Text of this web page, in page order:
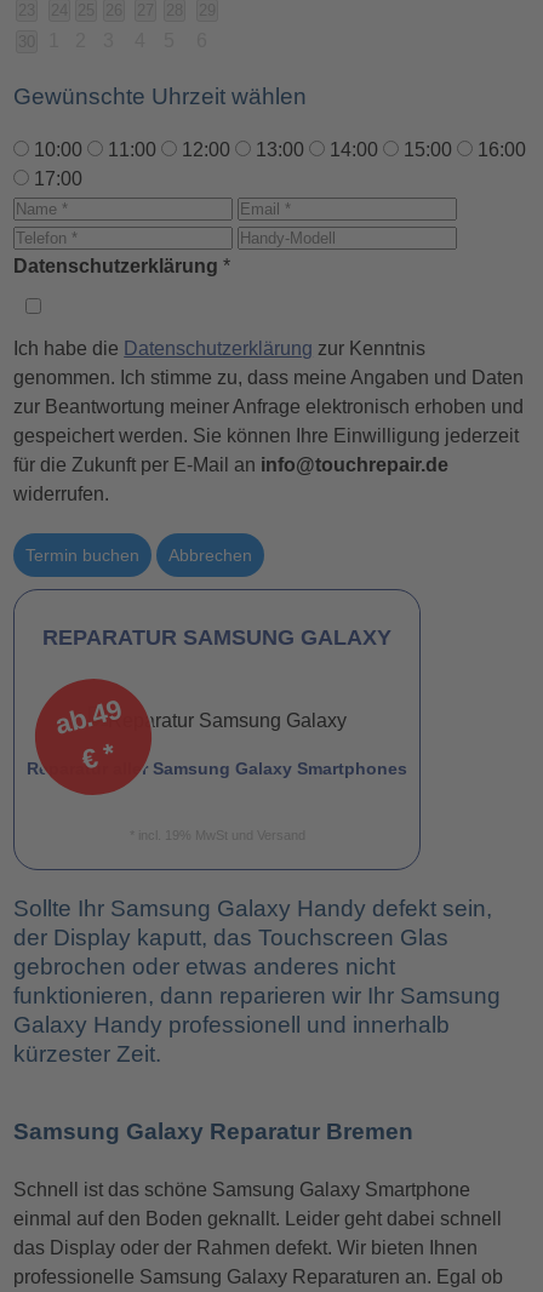
Gewünschte Uhrzeit wählen
10:00 11:00 12:00 13:00 14:00 15:00
16:00
17:00
Datenschutzerklärung *
Ich habe die Datenschutzerklärung zur Kenntnis
genommen. Ich stimme zu, dass meine Angaben und Daten
zur Beantwortung meiner Anfrage elektronisch erhoben und
gespeichert werden. Sie können Ihre Einwilligung jederzeit
für die Zukunft per E-Mail an info@touchrepair.de
widerrufen.
Termin buchen Abbrechen
REPARATUR SAMSUNG GALAXY
a
b.
4
9
€
*
Reparatur aller Samsung Galaxy Smartphones
* incl. 19% MwSt und Versand
Sollte Ihr Samsung Galaxy Handy defekt sein,
der Display kaputt, das Touchscreen Glas
gebrochen oder etwas anderes nicht
funktionieren, dann reparieren wir Ihr Samsung
Galaxy Handy professionell und innerhalb
kürzester Zeit.
Samsung Galaxy Reparatur Bremen
Schnell ist das schöne Samsung Galaxy Smartphone
einmal auf den Boden geknallt. Leider geht dabei schnell
das Display oder der Rahmen defekt. Wir bieten Ihnen
professionelle Samsung Galaxy Reparaturen an. Egal ob